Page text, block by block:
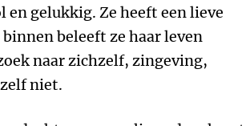
en gelukkig. Ze heeft een lieve
binnen beleeft ze haar leven
naar zichzelf, zingeving,
niet.